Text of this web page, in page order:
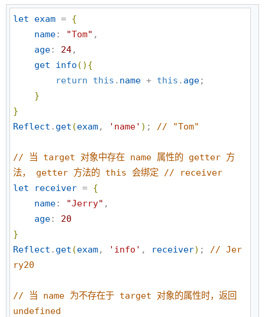
let exam = {
name: "Tom" ,
age: 24,
get
info ( ) {
return
this . name + this . age;
}
}
Reflect . get (exam, ' name' ) ; // "Tom"
// 当 target 对象中存在 name 属性的 getter 方
法， getter 方法的 this 会绑定 // receiver
let
receiver = {
name: "Jerry" ,
age: 20
}
Reflect . get (exam, ' info ' , receiver) ; // Jer
ry20
// 当 name 为不存在于 target 对象的属性时，返回
undefined